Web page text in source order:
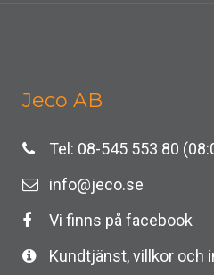
Jeco AB
Tel: 08-545 553 80
info@jeco.se
Vi finns på facebook
Kundtjänst, villkor och